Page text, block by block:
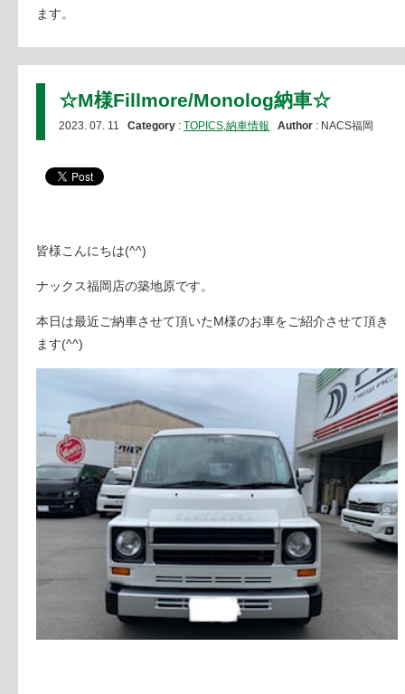
ます。
☆M様Fillmore/Monolog納車☆
2023. 07. 11 Category : TOPICS,納車情報 Author : NACS福岡
皆様こんにちは(^^)
ナックス福岡店の築地原です。
本日は最近ご納車させて頂いたM様のお車をご紹介させて頂き
ます(^^)